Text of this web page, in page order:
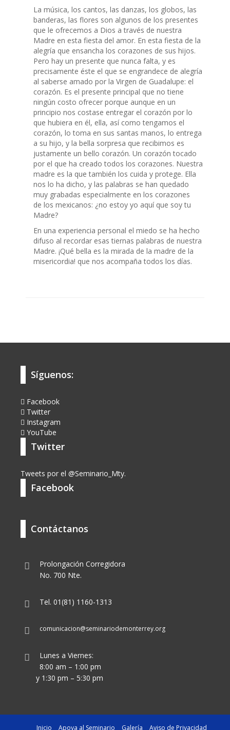
La música, los cantos, las danzas, los globos, las
banderas, las flores son algunos de los presentes
que le ofrecemos a Dios a través de nuestra
Madre en esta fiesta del amor. En esta fiesta de la
alegría que ensancha los corazones de sus hijos.
Pero hay un presente que nunca falta, y es
precisamente éste el que se engrandece de alegría
al saberse amado por la Virgen de Guadalupe: el
corazón. Es el presente principal que no tiene
ningún costo ofrecer porque aunque en un
principio nos costase entregar el corazón por lo
que hubiera en él, ella, así como tengamos el
corazón, lo toma en sus santas manos, lo entrega
a su hijo, y la bella sorpresa que recibimos es
justamente un bello corazón. Un corazón tocado
por el que ha creado todos los corazones. Nuestra
madre es la que también los cuida y protege. Ella
nos lo ha dicho, y las palabras se han quedado
muy grabadas especialmente en los corazones
de los mexicanos: ¿no estoy yo aquí que soy tu
Madre?
En una experiencia personal el miedo se ha hecho
difuso al recordar esas tiernas palabras de nuestra
Madre. ¡Qué bella es la mirada de la madre de la
misericordia! que nos acompaña todos los días.
Síguenos:
Facebook
Twitter
Instagram
YouTube
Twitter
Tweets por el @Seminario_Mty.
Facebook
Contáctanos
Prolongación Corregidora
No. 700 Nte.
Tel. 01(81) 1160-1313
comunicacion@seminariodemonterrey.org
Lunes a Viernes:
8:00 am – 1:00 pm
y 1:30 pm – 5:30 pm
Inicio Apoya al Seminario Galería Aviso de Privacidad